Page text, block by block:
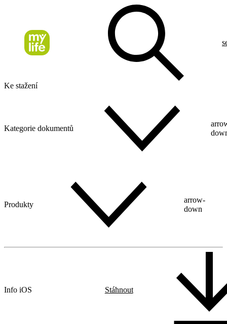
Ke stažení
Kategorie dokumentů
Produkty
arrow-
down
Info iOS Stáhnout